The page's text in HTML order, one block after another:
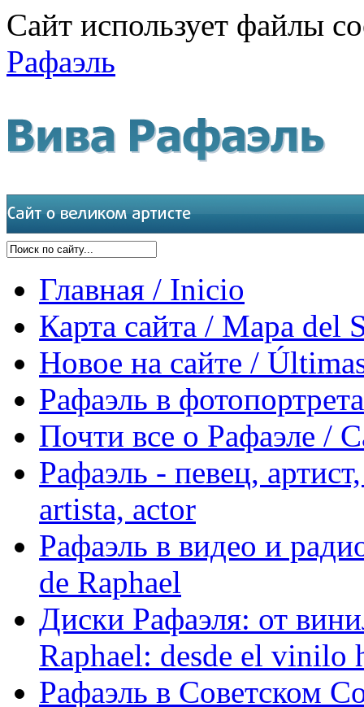
Сайт использует файлы
Рафаэль
Главная / Inicio
Карта сайта / Mapa del
Новое на сайте /
Рафаэль в
Почти все о Рафаэле /
Рафаэль - певец,
artista, actor
Рафаэль в видео и
de Raphael
Диски Рафаэля: от
Raphael: desde el vinilo
Рафаэль в Советском